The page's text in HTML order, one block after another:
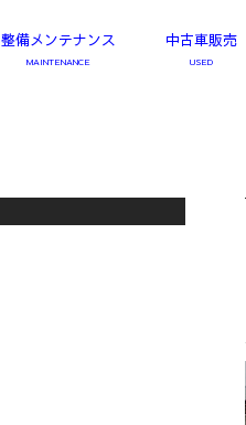
整備メンテナンス 中古車販売